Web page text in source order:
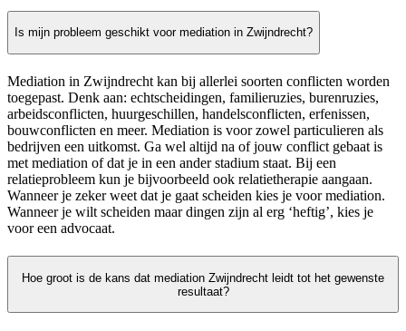
Is mijn probleem geschikt voor mediation in Zwijndrecht?
Mediation in Zwijndrecht kan bij allerlei soorten conflicten worden
toegepast. Denk aan: echtscheidingen, familieruzies, burenruzies,
arbeidsconflicten, huurgeschillen, handelsconflicten, erfenissen,
bouwconflicten en meer. Mediation is voor zowel particulieren als
bedrijven een uitkomst. Ga wel altijd na of jouw conflict gebaat is
met mediation of dat je in een ander stadium staat. Bij een
relatieprobleem kun je bijvoorbeeld ook relatietherapie aangaan.
Wanneer je zeker weet dat je gaat scheiden kies je voor mediation.
Wanneer je wilt scheiden maar dingen zijn al erg ‘heftig’, kies je
voor een advocaat.
Hoe groot is de kans dat mediation Zwijndrecht leidt tot het gewenste
resultaat?